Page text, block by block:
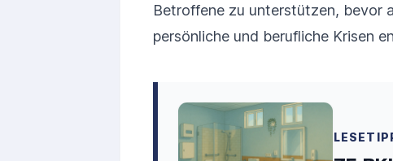
Betroffene zu unterstützen, bevor
persönliche und berufliche Krisen